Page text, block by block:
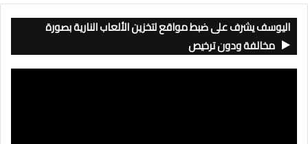
اليوسف يشرف على ضبط مواقع لتخزين الألعاب النارية بصورة
مخالفة ودون ترخيص